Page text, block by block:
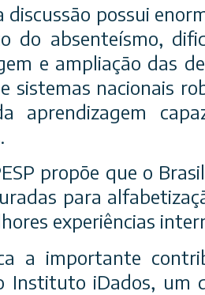
discussão possui
do absenteísmo,
e ampliação das
sistemas nacionais
aprendizagem
propõe que o
para
experiências
a importante
Instituto iDados, um